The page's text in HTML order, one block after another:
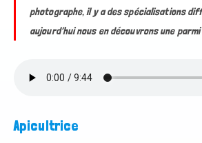
photographe, il y a des spécialisations
aujourd’hui nous en découvrons une
Apicultrice